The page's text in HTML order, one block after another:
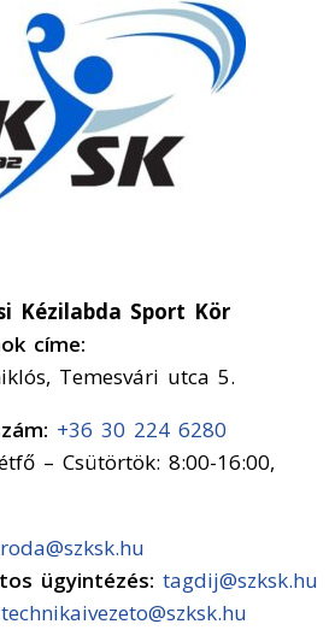
Kézilabda Sport Kör
címe:
Temesvári utca 5.
+36 30 224 6280
– Csütörtök: 8:00-16:00,
ügyintézés: tagdij@szksk.hu
technikaivezeto@szksk.hu